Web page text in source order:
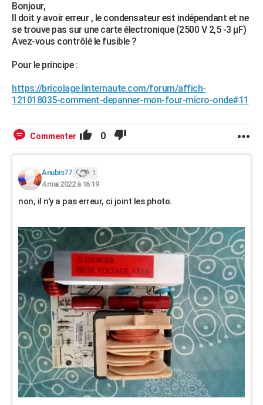
Bricolage
Lifestyle
Culture
Sport
Auto
Television
Voyage
Cinema
Bonjour,
Il doit y avoir erreur , le condensateur est indépendant et ne
se trouve pas sur une carte électronique (2500 V 2,5 -3 µF)
Avez-vous contrôlé le fusible ?
Pour le principe :
https://bricolage.linternaute.com/forum/affich-
121018035-comment-depanner-mon-four-micro-onde#11
Commenter 0
Anubis77 1
4 mai 2022 à 16:19
non, il n'y a pas erreur, ci joint les photo.